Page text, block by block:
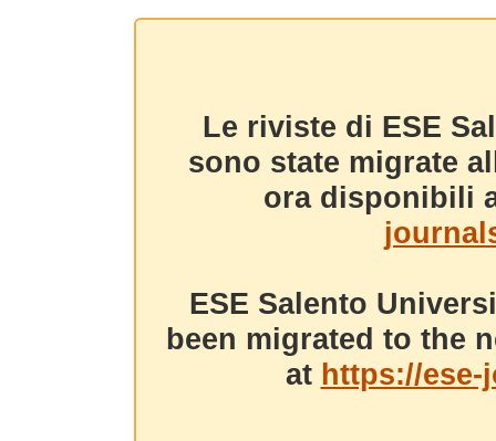
Le riviste di ESE
sono state migrate
ora disponibili
ESE Salento
been migrated to the
at https://